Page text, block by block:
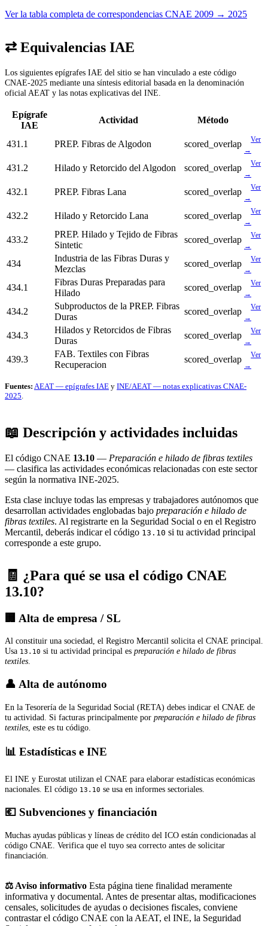
Ver la tabla completa de correspondencias CNAE 2009 → 2025
⇄ Equivalencias IAE
Los siguientes epígrafes IAE del sitio se han vinculado a este código
CNAE-2025 mediante una síntesis editorial basada en la denominación
oficial AEAT y las notas explicativas del INE.
Epígrafe
IAE
Actividad Método
431.1 PREP. Fibras de Algodon scored_overlap
Ver
→
431.2 Hilado y Retorcido del Algodon scored_overlap
Ver
→
432.1 PREP. Fibras Lana scored_overlap
Ver
→
432.2 Hilado y Retorcido Lana scored_overlap
Ver
→
433.2
PREP. Hilado y Tejido de Fibras
Sintetic
scored_overlap
Ver
→
434
Industria de las Fibras Duras y
Mezclas
scored_overlap
Ver
→
434.1
Fibras Duras Preparadas para
Hilado
scored_overlap
Ver
→
434.2
Subproductos de la PREP. Fibras
Duras
scored_overlap
Ver
→
434.3
Hilados y Retorcidos de Fibras
Duras
scored_overlap
Ver
→
439.3
FAB. Textiles con Fibras
Recuperacion
scored_overlap
Ver
→
Fuentes: AEAT — epígrafes IAE y INE/AEAT — notas explicativas CNAE-
2025
📖 Descripción y actividades incluidas
El código CNAE 13.10 — Preparación e hilado de fibras textiles
— clasifica las actividades económicas relacionadas con este sector
según la normativa INE-2025.
Esta clase incluye todas las empresas y trabajadores autónomos que
desarrollan actividades englobadas bajo preparación e hilado de
fibras textiles. Al registrarte en la Seguridad Social o en el Registro
Mercantil, deberás indicar el código 13.10 si tu actividad principal
corresponde a este grupo.
🧾 ¿Para qué se usa el código CNAE
13.10?
🏢 Alta de empresa / SL
Al constituir una sociedad, el Registro Mercantil solicita el CNAE principal.
Usa 13.10 si tu actividad principal es preparación e hilado de fibras
textiles.
👤 Alta de autónomo
En la Tesorería de la Seguridad Social (RETA) debes indicar el CNAE de
tu actividad. Si facturas principalmente por preparación e hilado de fibras
textiles , este es tu código.
📊 Estadísticas e INE
El INE y Eurostat utilizan el CNAE para elaborar estadísticas económicas
nacionales. El código 13.10 se usa en informes sectoriales.
💶 Subvenciones y financiación
Muchas ayudas públicas y líneas de crédito del ICO están condicionadas al
código CNAE. Verifica que el tuyo sea correcto antes de solicitar
financiación.
⚖️ Aviso informativo Esta página tiene finalidad meramente
informativa y documental. Antes de presentar altas, modificaciones
censales, solicitudes de ayudas o decisiones fiscales, conviene
contrastar el código CNAE con la AEAT, el INE, la Seguridad